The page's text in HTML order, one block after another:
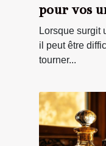
pour vos
Lorsque surgit
il peut être
tourner...